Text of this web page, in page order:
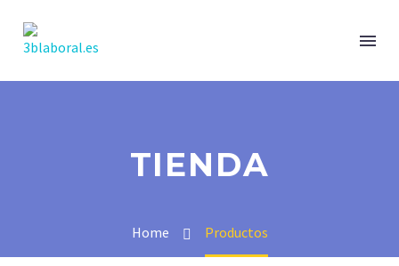
TIENDA
Home Productos